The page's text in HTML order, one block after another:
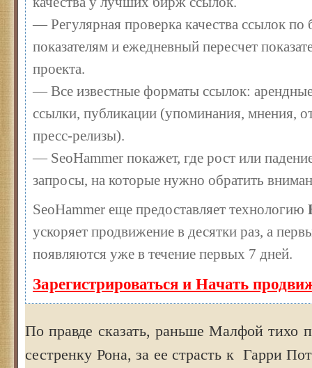
— Регулярная проверка качества ссылок по
показателям и ежедневный пересчет
проекта.
— Все известные форматы ссылок:
ссылки, публикации (упоминания, мнения,
пресс-релизы).
— SeoHammer покажет, где рост или
запросы, на которые нужно обратить
SeoHammer еще предоставляет технологию
ускоряет продвижение в десятки раз, а
появляются уже в течение первых 7 дней.
Зарегистрироваться и Начать
По правде сказать, раньше Малфой тихо
сестренку Рона, за ее страсть к Гарри